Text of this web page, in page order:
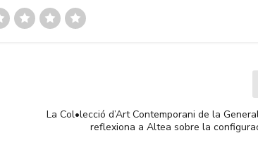
La Col•lecció d’Art Contemporani de la
reflexiona a Altea sobre la